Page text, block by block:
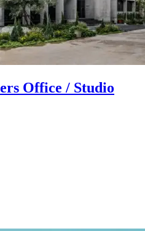
Office / Studio